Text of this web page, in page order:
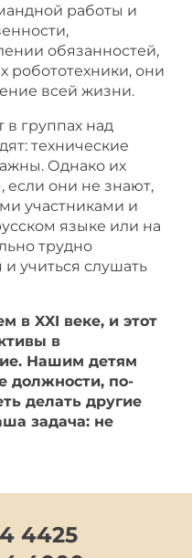
работы и
обязанностей,
робототехники, они
всей жизни.
в группах над
технические
Однако их
если они не знают,
участниками и
языке или на
трудно
учиться слушать
в XXI веке, и этот
в
Нашим детям
должности, по-
делать другие
задача: не
4425